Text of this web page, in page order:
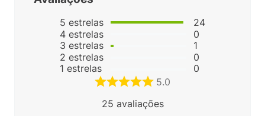
5 estrelas
4 estrelas
3 estrelas
2 estrelas
1 estrelas
24
0
1
0
0
5.0
25 avaliações